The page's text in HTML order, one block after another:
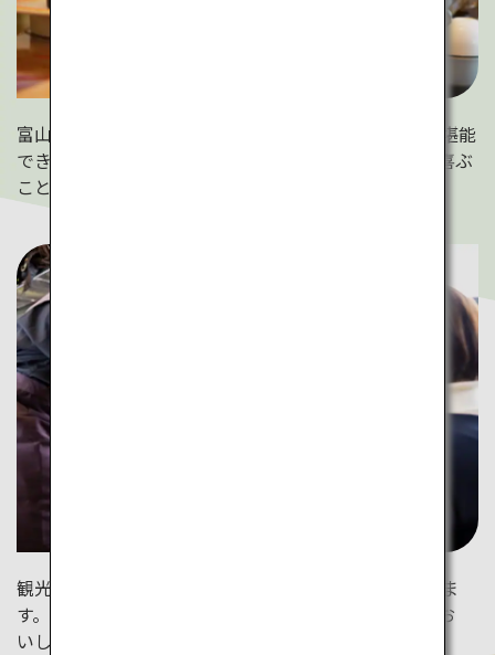
富山では回転ずしでも北陸の海で獲れた新鮮なネタが堪能
できます。ぐるぐる回って提供される寿司にお子様が喜ぶ
こと間違いなし！
観光列車「べるもんた」では握りたての寿司が楽しめま
す。伝統工芸が施された車内で、北陸の美しい景色とお
いしい寿司を味わってみては？